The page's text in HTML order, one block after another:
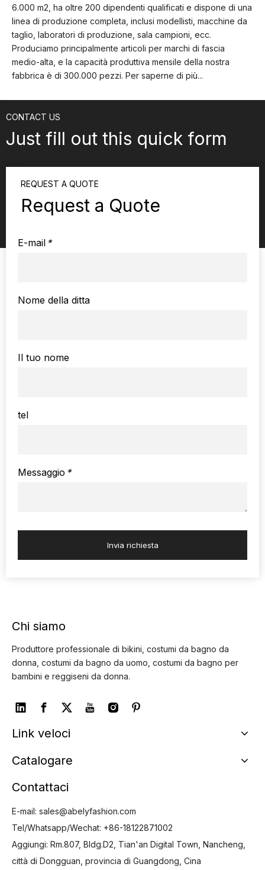
6.000 m2, ha oltre 200 dipendenti qualificati e dispone di una
linea di produzione completa, inclusi modellisti, macchine da
taglio, laboratori di produzione, sala campioni, ecc.
Produciamo principalmente articoli per marchi di fascia
medio-alta, e la capacità produttiva mensile della nostra
fabbrica è di 300.000 pezzi. Per saperne di più...
CONTACT US
Just fill out this quick form
REQUEST A QUOTE
Request a Quote
*
E-mail
Nome della ditta
Il tuo nome
tel
*
Messaggio
Invia richiesta
Chi siamo
Produttore professionale di bikini, costumi da bagno da
donna, costumi da bagno da uomo, costumi da bagno per
bambini e reggiseni da donna.
Link veloci
Catalogare
Contattaci
E-mail: sales@abelyfashion.com
Tel/Whatsapp/Wechat: +86-18122871002
Aggiungi: Rm.807, Bldg.D2, Tian'an Digital Town, Nancheng,
città di Dongguan, provincia di Guangdong, Cina